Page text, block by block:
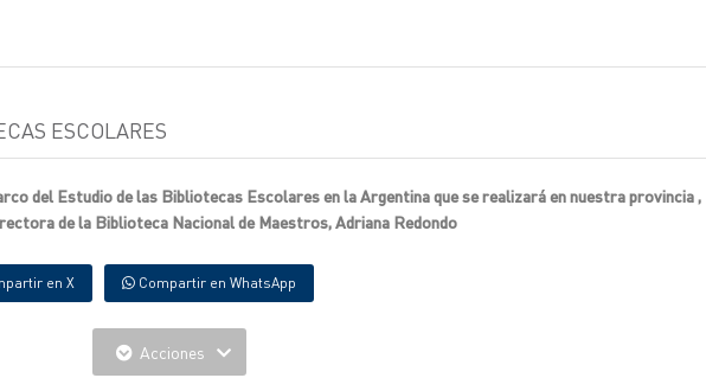
ESCOLARES
del Estudio de las Bibliotecas Escolares en la Argentina que se realizará en nuestra provincia ,
de la Biblioteca Nacional de Maestros, Adriana Redondo
en X Compartir en WhatsApp
Acciones